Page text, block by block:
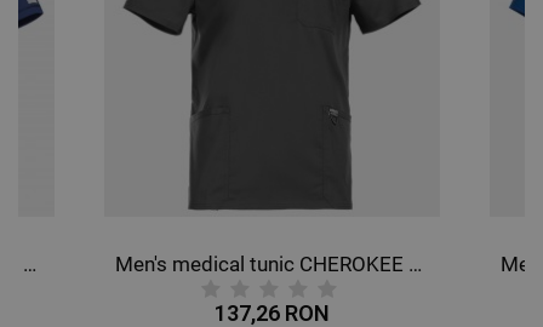
Men's medical tunic CHEROKEE V-NECK DARK BLULE WWE603. Men's medical tunic CHEROKEE V-NECK GREY WWE670.
137,26 RON